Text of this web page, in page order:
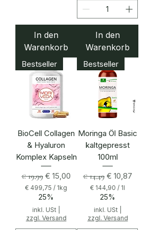
In den
Warenkorb
,
4
2
p
o
K
i
l
o
g
r
a
m
In den
Warenkorb
Bestseller
BioCell Collagen
& Hyaluron
Komplex Kapseln
Standardpreis
€ 19,99 Sale-Preis
€ 15,00
€ 499,75 / 1kg
€
4
9
25%
inkl. USt
zzgl. Versand
Bestseller
Moringa Öl Basic
kaltgepresst
100ml
Standardpreis
€ 14,49 Sale-Preis
€ 10,87
€ 144,90 / 1l
€
1
4
25%
inkl. USt
zzgl. Versand